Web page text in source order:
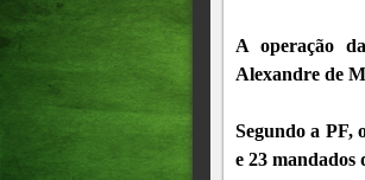
A operação
Alexandre de
Segundo a PF,
e 23 mandados